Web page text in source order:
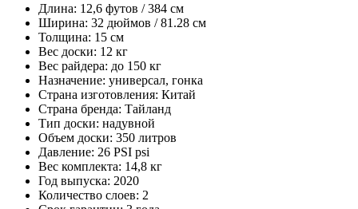
Длина: 12,6 футов / 384 см
Ширина: 32 дюймов / 81.28 см
Толщина: 15 см
Вес доски: 12 кг
Вес райдера: до 150 кг
Назначение: универсал, гонка
Страна изготовления: Китай
Страна бренда: Тайланд
Тип доски: надувной
Объем доски: 350 литров
Давление: 26 PSI psi
Вес комплекта: 14,8 кг
Год выпуска: 2020
Количество слоев: 2